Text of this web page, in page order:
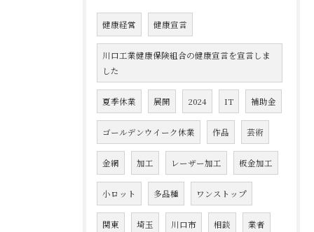
健康経営 健康宣言
川口工業健康保険組合の健康宣言を宣言しま
した
夏季休業 展開 2024 IT 補助金
ゴールデンウイーク休業 作品 芸術
金網 加工 レーザー加工 板金加工
小ロット 多品種 ワンストップ
関東 埼玉 川口市 相談 業者